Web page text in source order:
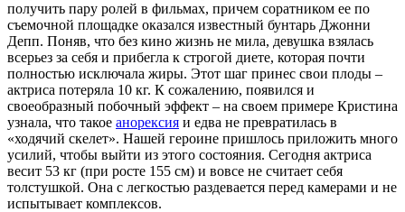
получить пару ролей в фильмах, причем соратником ее по
съемочной площадке оказался известный бунтарь Джонни
Депп. Поняв, что без кино жизнь не мила, девушка взялась
всерьез за себя и прибегла к строгой диете, которая почти
полностью исключала жиры. Этот шаг принес свои плоды –
актриса потеряла 10 кг. К сожалению, появился и
своеобразный побочный эффект – на своем примере Кристина
узнала, что такое анорексия и едва не превратилась в
«ходячий скелет». Нашей героине пришлось приложить много
усилий, чтобы выйти из этого состояния. Сегодня актриса
весит 53 кг (при росте 155 см) и вовсе не считает себя
толстушкой. Она с легкостью раздевается перед камерами и не
испытывает комплексов.